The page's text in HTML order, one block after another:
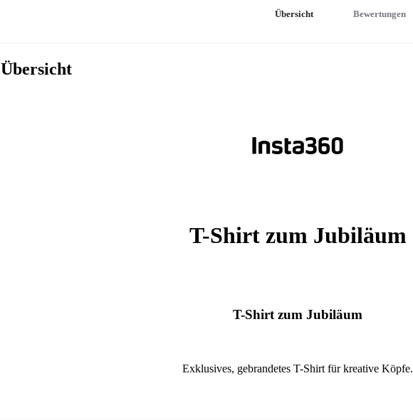
Übersicht Bewertungen
Übersicht
T-Shirt zum Jubiläum
T-Shirt zum Jubiläum
Exklusives, gebrandetes T-Shirt für kreative Köpfe.